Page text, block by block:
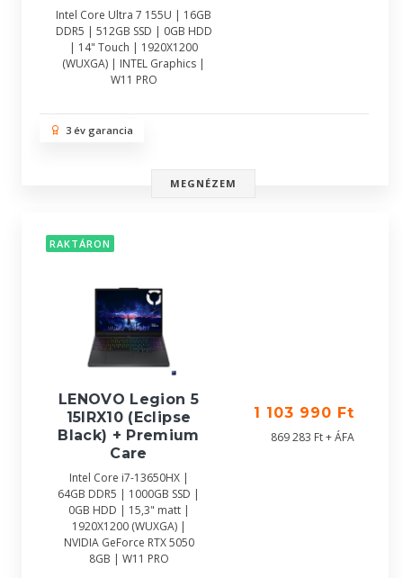
Intel Core Ultra 7 155U | 16GB
DDR5 | 512GB SSD | 0GB HDD
| 14" Touch | 1920X1200
(WUXGA) | INTEL Graphics |
W11 PRO
3 év garancia
MEGNÉZEM
RAKTÁRON
LENOVO Legion 5
15IRX10 (Eclipse
Black) + Premium
Care
Intel Core i7-13650HX |
64GB DDR5 | 1000GB SSD |
0GB HDD | 15,3" matt |
1920X1200 (WUXGA) |
NVIDIA GeForce RTX 5050
8GB | W11 PRO
1 103 990 Ft
869 283 Ft + ÁFA